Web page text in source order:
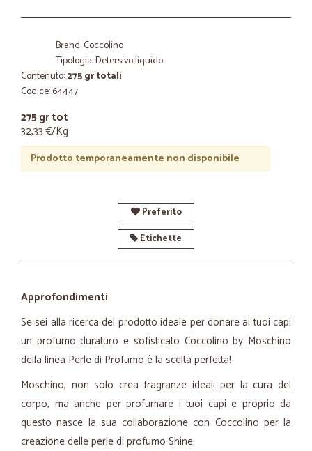
Brand: Coccolino
Tipologia: Detersivo liquido
Contenuto:275 gr totali
Codice: 64447
275 gr tot
32,33 €/Kg
Prodotto temporaneamente non disponibile
Preferito
Etichette
Approfondimenti
Se sei alla ricerca del prodotto ideale per donare ai tuoi capi
un profumo duraturo e sofisticato Coccolino by Moschino
della linea Perle di Profumo è la scelta perfetta!
Moschino, non solo crea fragranze ideali per la cura del
corpo, ma anche per profumare i tuoi capi e proprio da
questo nasce la sua collaborazione con Coccolino per la
creazione delle perle di profumo Shine.